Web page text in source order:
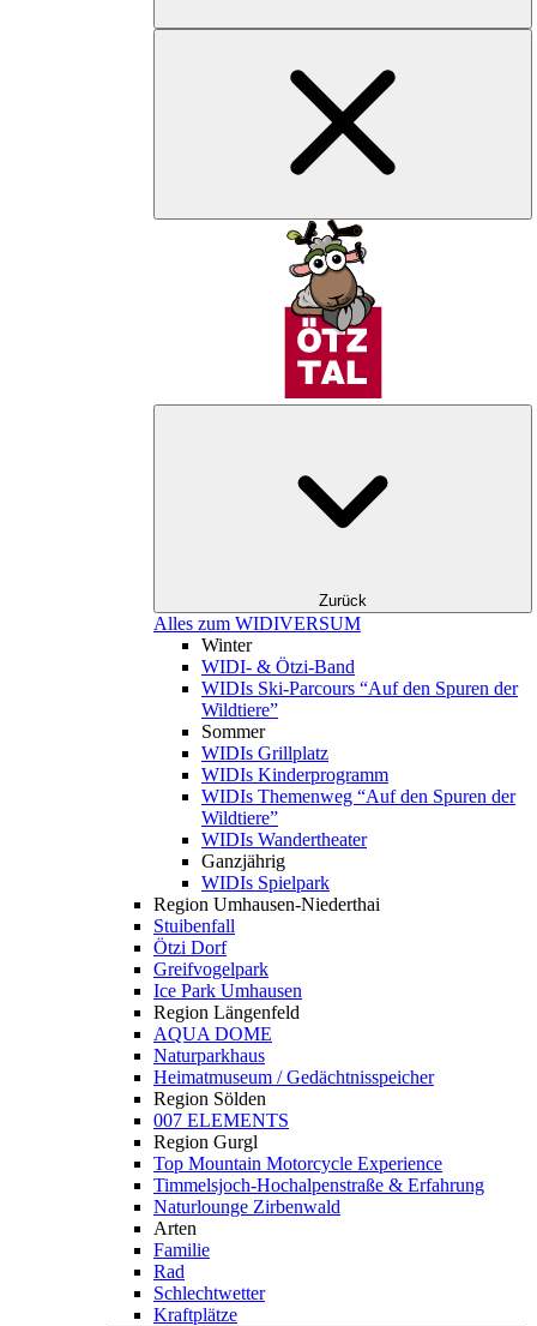
Zurück
Alles zum WIDIVERSUM
Winter
WIDI- & Ötzi-Band
WIDIs Ski-Parcours “Auf den Spuren der
Wildtiere”
Sommer
WIDIs Grillplatz
WIDIs Kinderprogramm
WIDIs Themenweg “Auf den Spuren der
Wildtiere”
WIDIs Wandertheater
Ganzjährig
WIDIs Spielpark
Region Umhausen-Niederthai
Stuibenfall
Ötzi Dorf
Greifvogelpark
Ice Park Umhausen
Region Längenfeld
AQUA DOME
Naturparkhaus
Heimatmuseum / Gedächtnisspeicher
Region Sölden
007 ELEMENTS
Region Gurgl
Top Mountain Motorcycle Experience
Timmelsjoch-Hochalpenstraße & Erfahrung
Naturlounge Zirbenwald
Arten
Familie
Rad
Schlechtwetter
Kraftplätze